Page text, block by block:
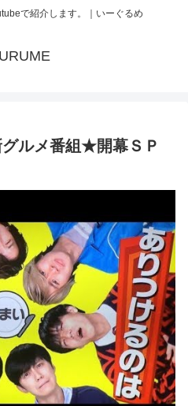
で紹介します。｜いーぐるめ
ルメ番組★開幕ＳＰ